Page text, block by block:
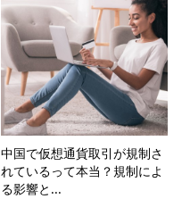
中国で仮想通貨取引が規制さ
れているって本当？規制によ
る影響と...